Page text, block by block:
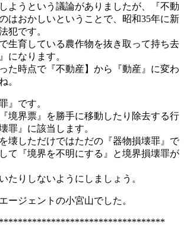
ようという議論がありましたが、『不動
はおかしいということで、昭和35年に新
犯です。
生育している農作物を抜き取って持ち去
になります。
た時点で『不動産】から『動産』に変わ
。
』です。
境界票』を勝手に移動したり除去する行
罪』に該当します。
壊しただけではただの『器物損壊罪』で
て『境界を不明にする』と境界損壊罪が
たりしないようにしましょう。
ージェントの小宮山でした。